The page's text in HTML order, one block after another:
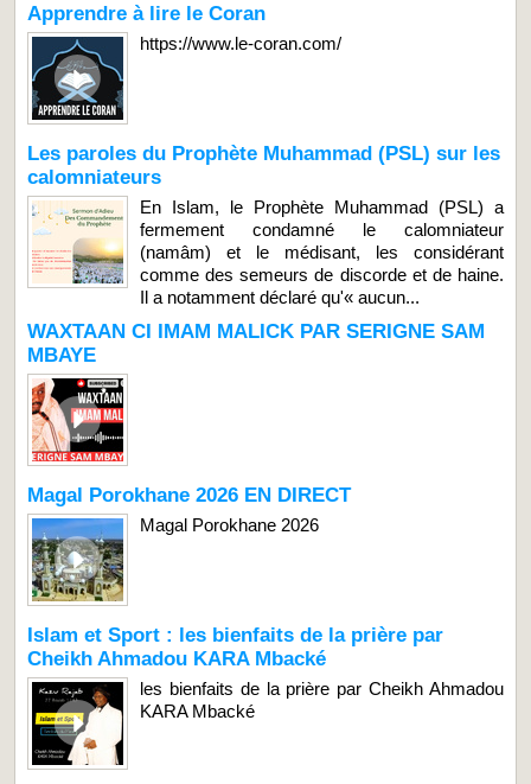
Apprendre à lire le Coran
https://www.le-coran.com/
Les paroles du Prophète Muhammad (PSL) sur les
calomniateurs
En Islam, le Prophète Muhammad (PSL) a
fermement condamné le calomniateur
(namâm) et le médisant, les considérant
comme des semeurs de discorde et de haine.
Il a notamment déclaré qu'« aucun...
WAXTAAN CI IMAM MALICK PAR SERIGNE SAM
MBAYE
Magal Porokhane 2026 EN DIRECT
Magal Porokhane 2026
Islam et Sport : les bienfaits de la prière par
Cheikh Ahmadou KARA Mbacké
les bienfaits de la prière par Cheikh Ahmadou
KARA Mbacké